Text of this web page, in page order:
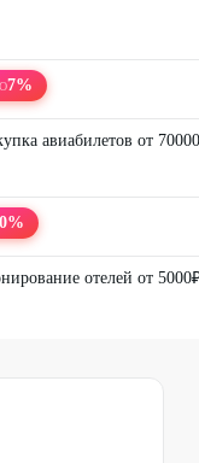
7%
авиабилетов от
%
отелей от